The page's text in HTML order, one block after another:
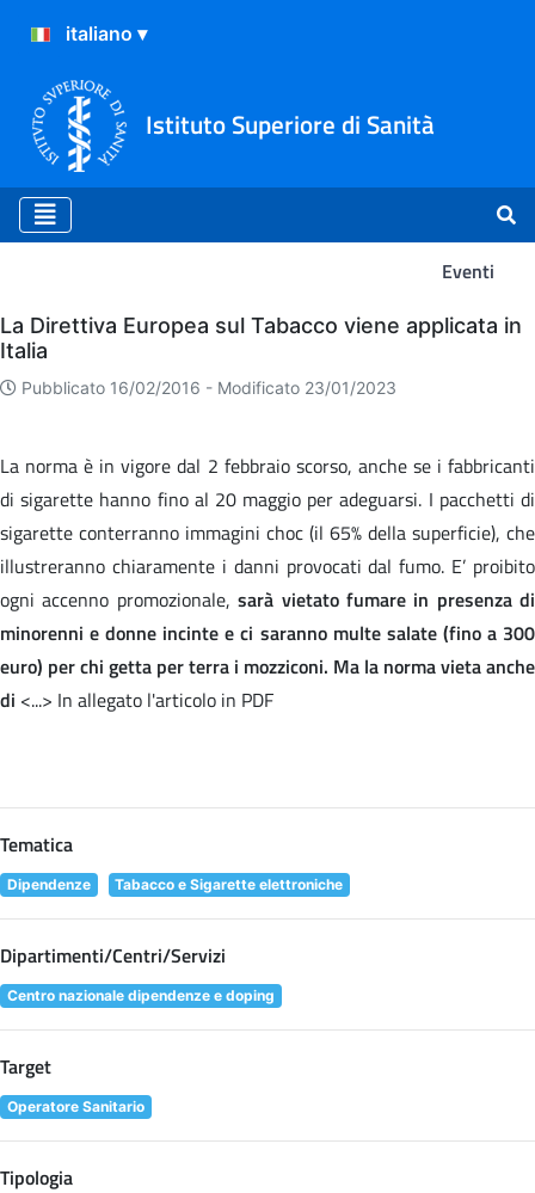
Istituto Superiore di Sanità
Eventi
Eventi
La Direttiva Europea sul Tabacco viene applicata in
Italia
Pubblicato 16/02/2016 - Modificato 23/01/2023
La norma è in vigore dal 2 febbraio scorso, anche se i fabbricanti
di sigarette hanno fino al 20 maggio per adeguarsi. I pacchetti di
sigarette conterranno immagini choc (il 65% della superficie), che
illustreranno chiaramente i danni provocati dal fumo. E’ proibito
ogni accenno promozionale,sarà vietato fumare in presenza di
minorenni e donne incinte e ci saranno multe salate (fino a 300
euro) per chi getta per terra i mozziconi. Ma la norma vieta anche
di <...> In allegato l'articolo in PDF
Tematica
Dipendenze Tabacco e Sigarette elettroniche
Dipartimenti/Centri/Servizi
Centro nazionale dipendenze e doping
Target
Operatore Sanitario
Tipologia